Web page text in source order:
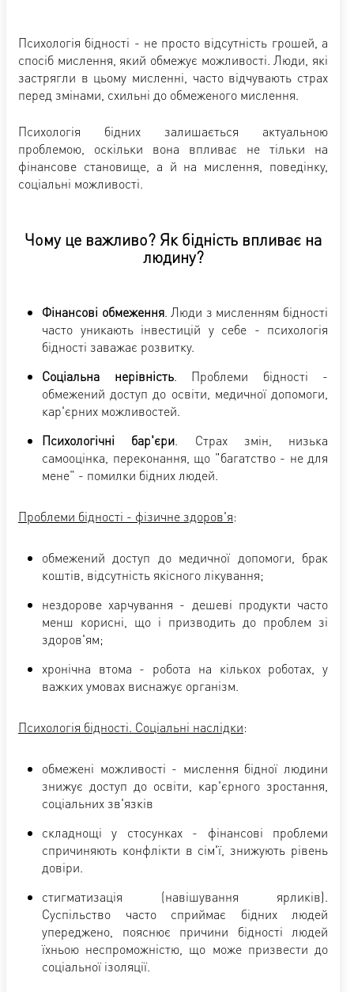
Психологія бідності - не просто відсутність грошей, а
спосіб мислення, який обмежує можливості. Люди, які
застрягли в цьому мисленні, часто відчувають страх
перед змінами, схильні до обмеженого мислення.
Психологія бідних залишається актуальною
проблемою, оскільки вона впливає не тільки на
фінансове становище, а й на мислення, поведінку,
соціальні можливості.
Чому це важливо? Як бідність впливає на
людину?
Фінансові обмеження. Люди з мисленням бідності
часто уникають інвестицій у себе - психологія
бідності заважає розвитку.
Соціальна нерівність. Проблеми бідності -
обмежений доступ до освіти, медичної допомоги,
кар'єрних можливостей.
Психологічні бар'єри. Страх змін, низька
самооцінка, переконання, що "багатство - не для
мене" - помилки бідних людей.
Проблеми бідності - фізичне здоров'я:
обмежений доступ до медичної допомоги, брак
коштів, відсутність якісного лікування;
нездорове харчування - дешеві продукти часто
менш корисні, що і призводить до проблем зі
здоров'ям;
хронічна втома - робота на кількох роботах, у
важких умовах виснажує організм.
Психологія бідності. Соціальні наслідки:
обмежені можливості - мислення бідної людини
знижує доступ до освіти, кар'єрного зростання,
соціальних зв'язків
складнощі у стосунках - фінансові проблеми
спричиняють конфлікти в сім'ї, знижують рівень
довіри.
стигматизація (навішування ярликів).
Суспільство часто сприймає бідних людей
упереджено, пояснює причини бідності людей
їхньою неспроможністю, що може призвести до
соціальної ізоляції.